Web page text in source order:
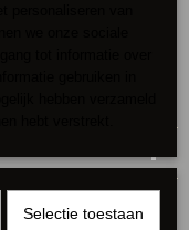
Selectie toestaan